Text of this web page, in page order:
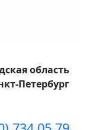
область
Петербург